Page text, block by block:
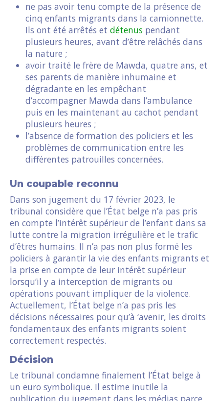
ne pas avoir tenu compte de la présence de
cinq enfants migrants dans la camionnette.
Ils ont été arrêtés et détenus pendant
plusieurs heures, avant d’être relâchés dans
la nature ;
avoir traité le frère de Mawda, quatre ans, et
ses parents de manière inhumaine et
dégradante en les empêchant
d’accompagner Mawda dans l’ambulance
puis en les maintenant au cachot pendant
plusieurs heures ;
l’absence de formation des policiers et les
problèmes de communication entre les
différentes patrouilles concernées.
Un coupable reconnu
Dans son jugement du 17 février 2023, le
tribunal considère que l’État belge n’a pas pris
en compte l’intérêt supérieur de l’enfant dans sa
lutte contre la migration irrégulière et le trafic
d’êtres humains. Il n’a pas non plus formé les
policiers à garantir la vie des enfants migrants et
la prise en compte de leur intérêt supérieur
lorsqu’il y a interception de migrants ou
opérations pouvant impliquer de la violence.
Actuellement, l’État belge n’a pas pris les
décisions nécessaires pour qu’à ‘avenir, les droits
fondamentaux des enfants migrants soient
correctement respectés.
Décision
Le tribunal condamne finalement l’État belge à
un euro symbolique. Il estime inutile la
publication du jugement dans les médias parce